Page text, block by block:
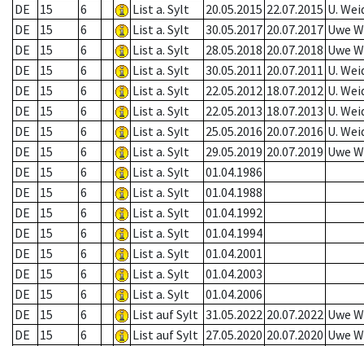
DE
15 6 List a. Sylt 20.05.2015 22.07.2015 U.
DE
15 6 List a. Sylt 30.05.2017 20.07.2017 Uwe
DE
15 6 List a. Sylt 28.05.2018 20.07.2018 Uwe
DE
15 6 List a. Sylt 30.05.2011 20.07.2011 U.
DE
15 6 List a. Sylt 22.05.2012 18.07.2012 U.
DE
15 6 List a. Sylt 22.05.2013 18.07.2013 U.
DE
15 6 List a. Sylt 25.05.2016 20.07.2016 U.
DE
15 6 List a. Sylt 29.05.2019 20.07.2019 Uwe
DE
15 6 List a. Sylt
01.04.1986
DE
15 6 List a. Sylt
01.04.1988
DE
15 6 List a. Sylt
01.04.1992
DE
15 6 List a. Sylt
01.04.1994
DE
15 6 List a. Sylt
01.04.2001
DE
15 6 List a. Sylt
01.04.2003
DE
15 6 List a. Sylt
01.04.2006
DE
15 6 List auf Sylt 31.05.2022 20.07.2022 Uwe
DE
15 6 List auf Sylt 27.05.2020 20.07.2020 Uwe